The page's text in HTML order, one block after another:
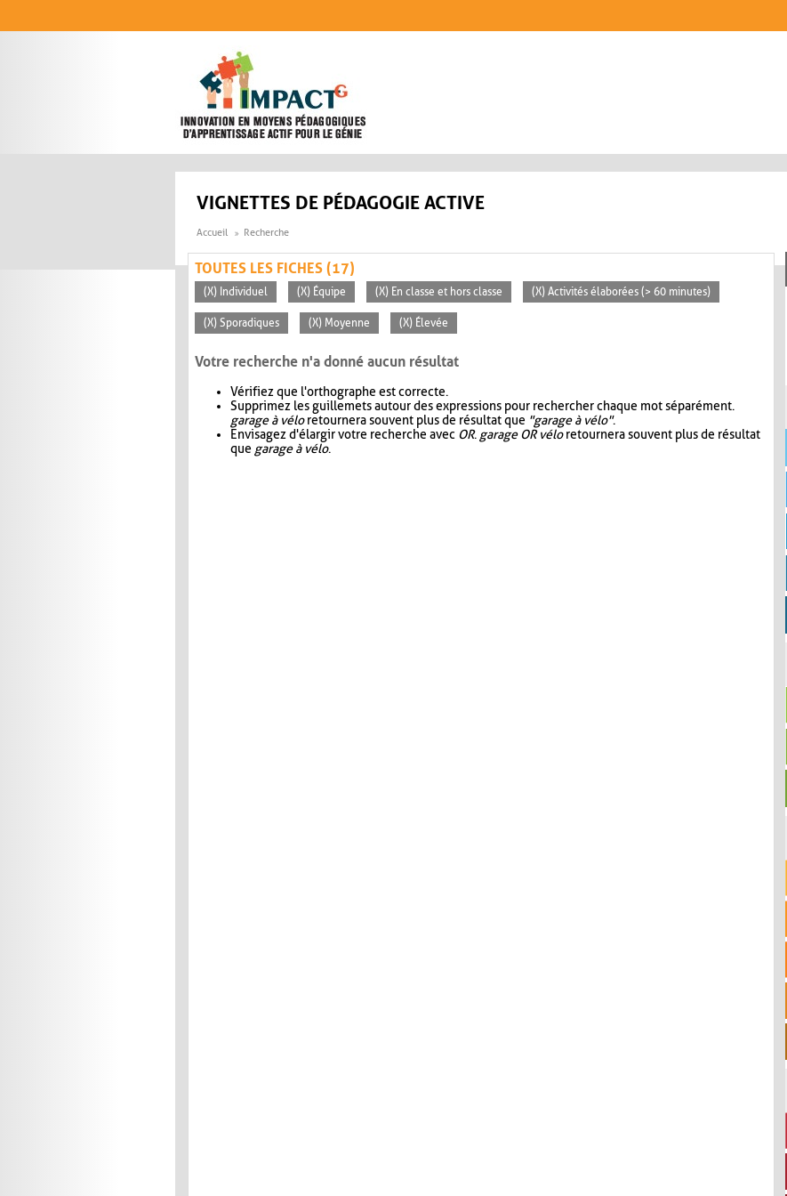
VIGNETTES DE PÉDAGOGIE ACTIVE
Accueil Recherche
TOUTES LES FICHES (17)
(X) Individuel (X) Équipe (X) En classe et hors classe (X) Activités élaborées (> 60 minutes)
(X) Sporadiques (X) Moyenne (X) Élevée
Votre recherche n'a donné aucun résultat
Vérifiez que l'orthographe est correcte.
Supprimez les guillemets autour des expressions pour rechercher chaque mot séparément.
garage à véloretournera souvent plus de résultat que "garage à vélo".
Envisagez d'élargir votre recherche avec OR. garage OR véloretournera souvent plus de résultat
que garage à vélo.